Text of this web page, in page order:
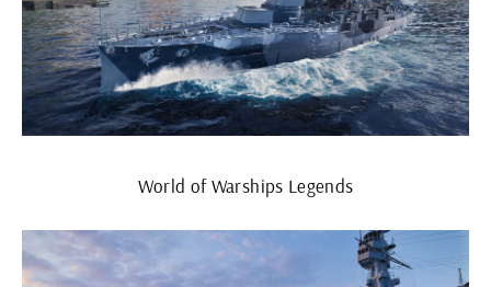
World of Warships Legends